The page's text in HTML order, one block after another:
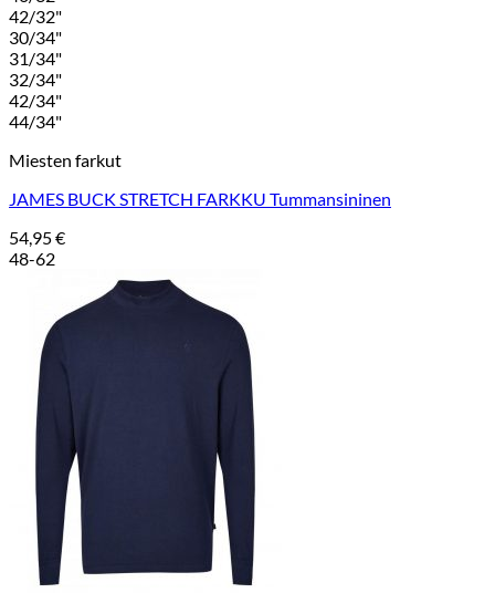
42/32"
30/34"
31/34"
32/34"
42/34"
44/34"
Miesten farkut
JAMES BUCK STRETCH FARKKU Tummansininen
54,95€
48-62